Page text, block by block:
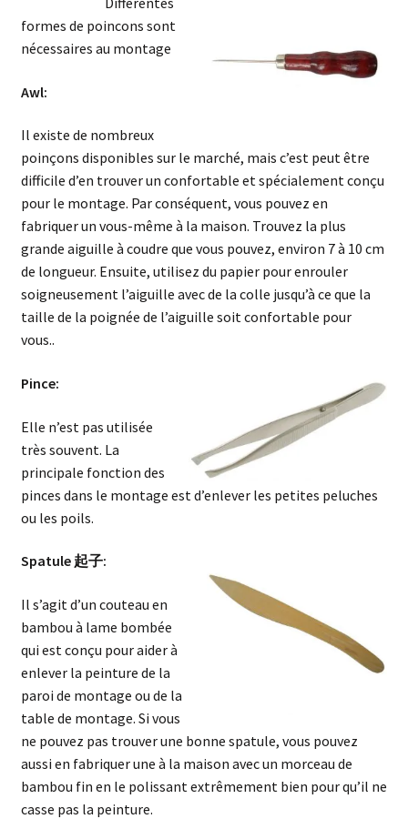
formes de poincons sont
nécessaires au montage
Awl:
Il existe de nombreux
poinçons disponibles sur le marché, mais c’est peut être
difficile d’en trouver un confortable et spécialement conçu
pour le montage. Par conséquent, vous pouvez en
fabriquer un vous-même à la maison. Trouvez la plus
grande aiguille à coudre que vous pouvez, environ 7 à 10 cm
de longueur. Ensuite, utilisez du papier pour enrouler
soigneusement l’aiguille avec de la colle jusqu’à ce que la
taille de la poignée de l’aiguille soit confortable pour
vous..
Pince:
Elle n’est pas utilisée
très souvent. La
principale fonction des
pinces dans le montage est d’enlever les petites peluches
ou les poils.
Spatule 起子:
Il s’agit d’un couteau en
bambou à lame bombée
qui est conçu pour aider à
enlever la peinture de la
paroi de montage ou de la
table de montage. Si vous
ne pouvez pas trouver une bonne spatule, vous pouvez
aussi en fabriquer une à la maison avec un morceau de
bambou fin en le polissant extrêmement bien pour qu’il ne
casse pas la peinture.